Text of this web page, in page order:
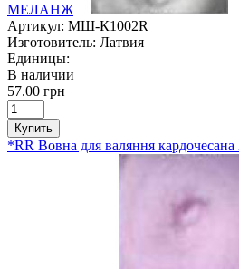
МЕЛАНЖ
Артикул: МШ-К1002R
Изготовитель: Латвия
Единицы:
В наличии
57.00 грн
Купить
*RR Вовна для валяння